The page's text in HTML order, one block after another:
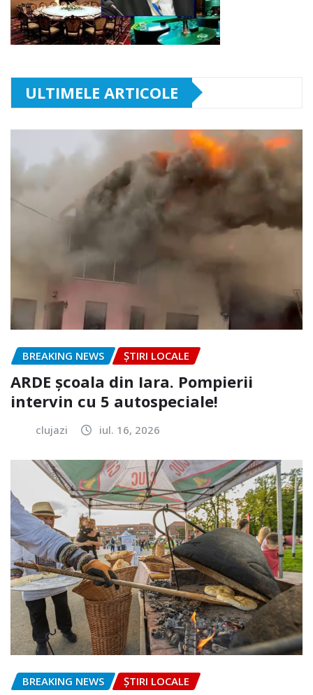
ULTIMELE ARTICOLE
BREAKING NEWS ȘTIRI LOCALE
ARDE școala din Iara. Pompierii
intervin cu 5 autospeciale!
clujazi iul. 16, 2026
BREAKING NEWS ȘTIRI LOCALE